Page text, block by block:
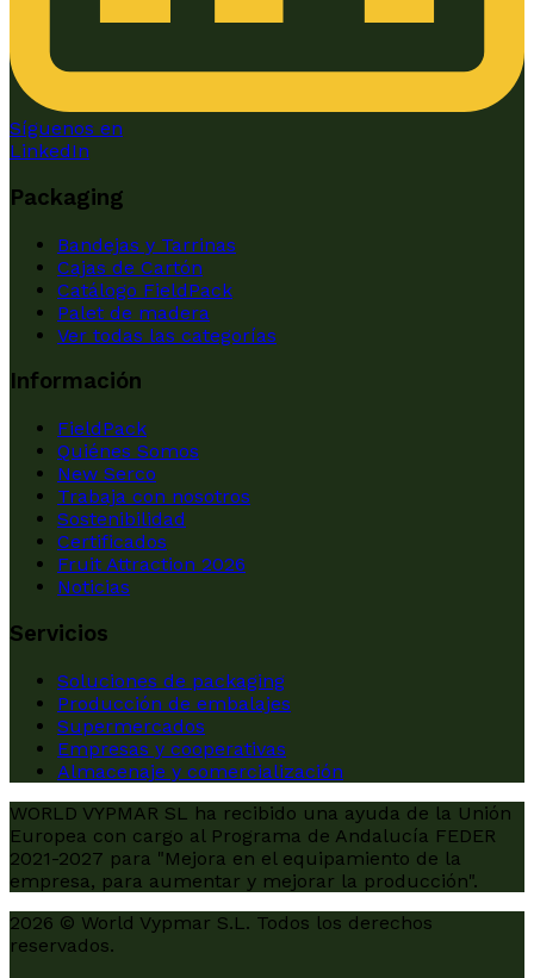
Síguenos en
LinkedIn
Packaging
Bandejas y Tarrinas
Cajas de Cartón
Catálogo FieldPack
Palet de madera
Ver todas las categorías
Información
FieldPack
Quiénes Somos
New Serco
Trabaja con nosotros
Sostenibilidad
Certificados
Fruit Attraction 2026
Noticias
Servicios
Soluciones de packaging
Producción de embalajes
Supermercados
Empresas y cooperativas
Almacenaje y comercialización
WORLD VYPMAR SL ha recibido una ayuda de la Unión
Europea con cargo al Programa de Andalucía FEDER
2021-2027 para "Mejora en el equipamiento de la
empresa, para aumentar y mejorar la producción".
2026 © World Vypmar S.L. Todos los derechos
reservados.